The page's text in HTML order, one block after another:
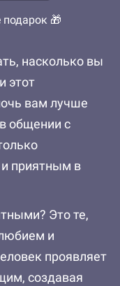
подарок 🎁
насколько вы
этот
вам лучше
общении с
приятным в
Это те,
и
проявляет
создавая